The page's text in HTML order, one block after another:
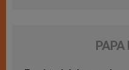
PAPA